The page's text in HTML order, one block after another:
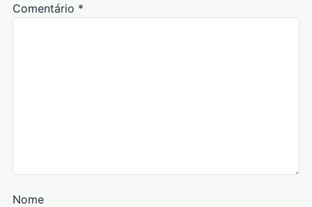
Comentário *
Nome